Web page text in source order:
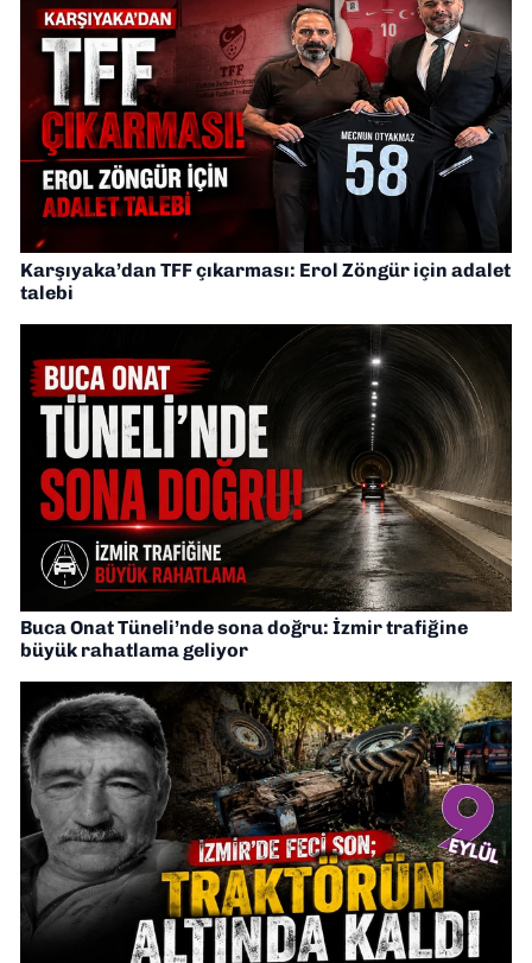
Karşıyaka’dan TFF çıkarması: Erol Zöngür için adalet
talebi
Buca Onat Tüneli’nde sona doğru: İzmir trafiğine
büyük rahatlama geliyor